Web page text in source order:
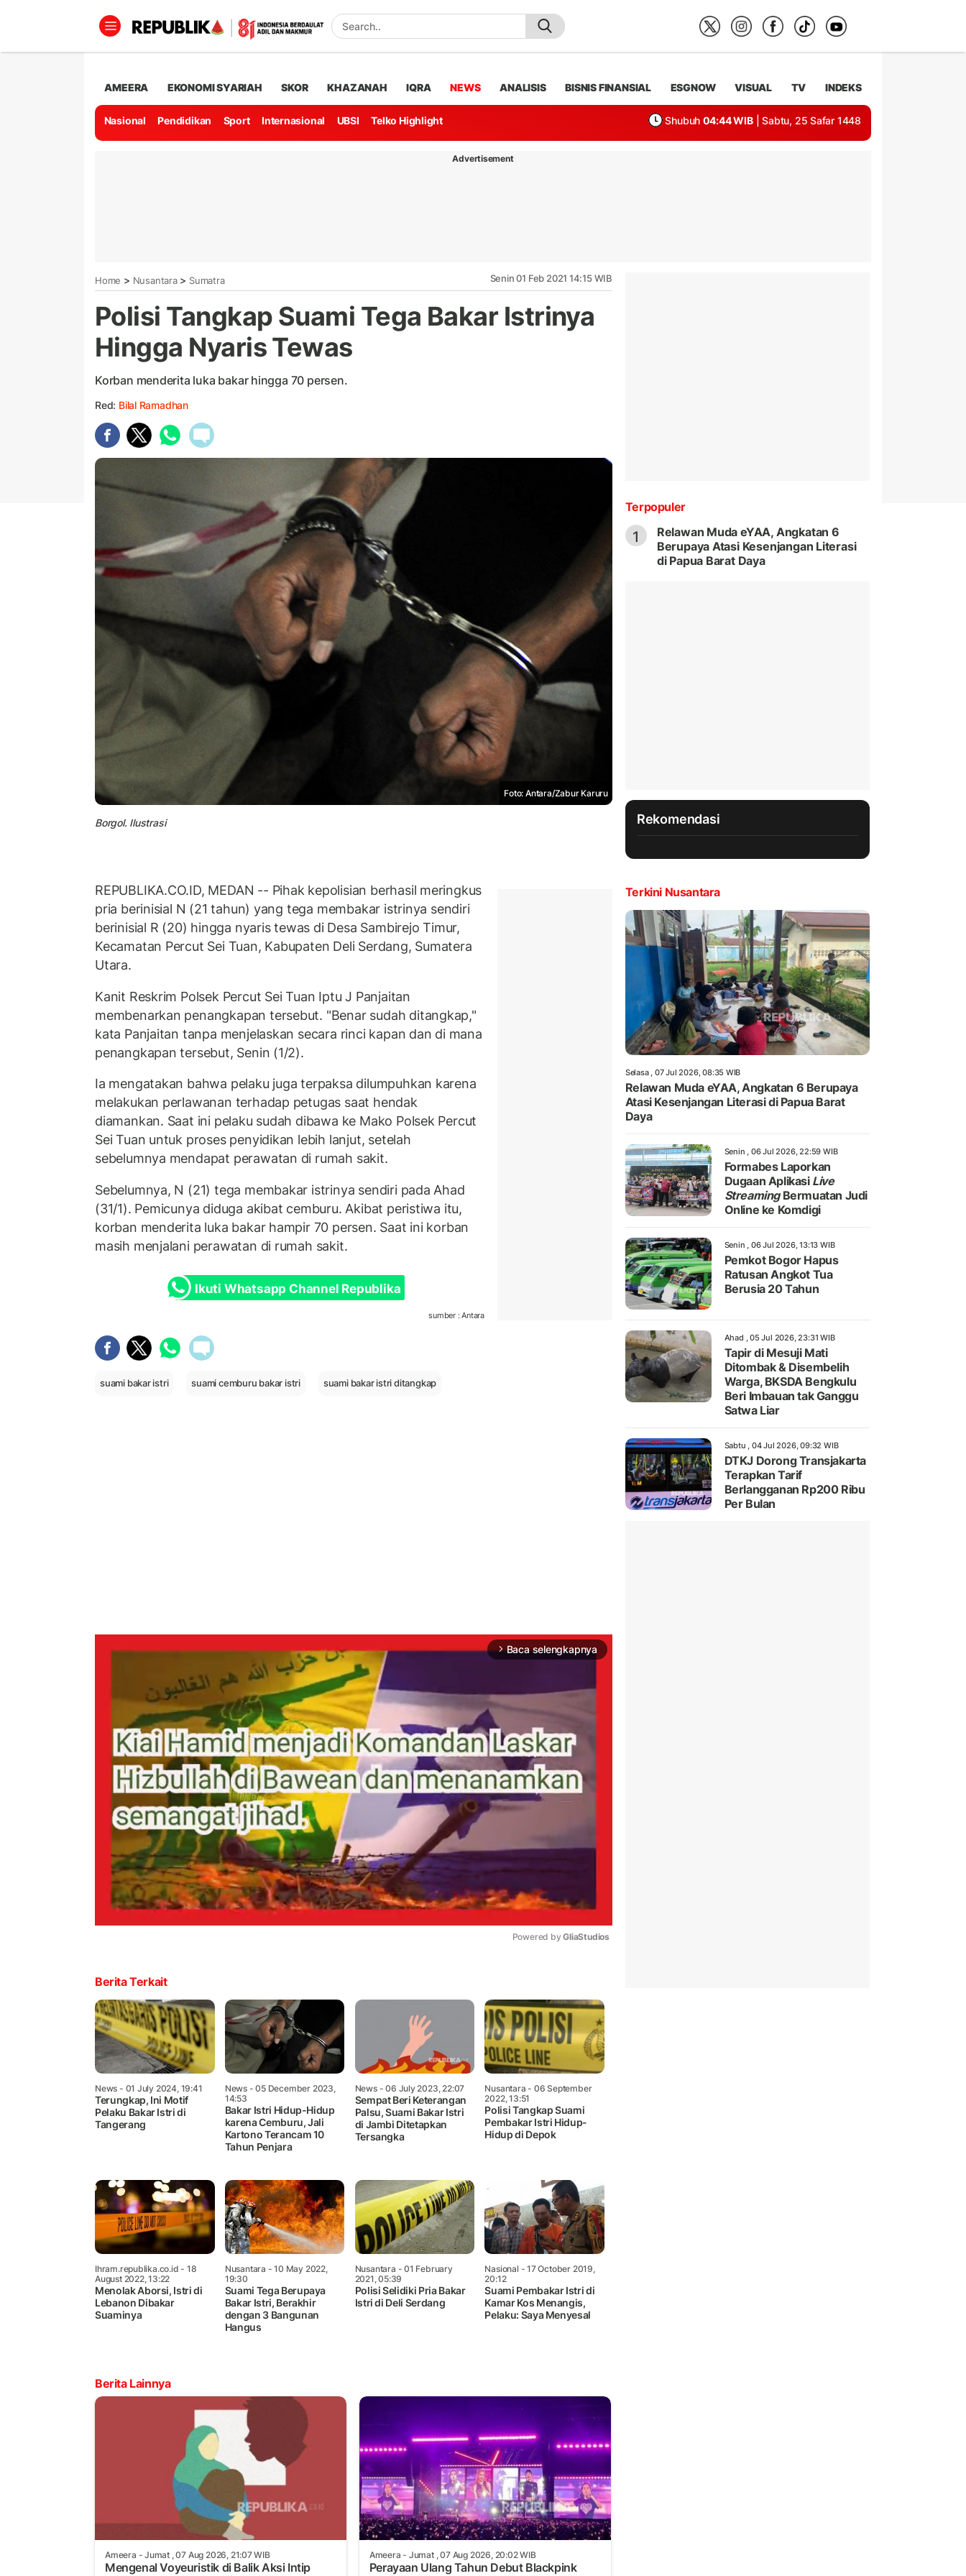
AMEERA EKONOMI SYARIAH SKOR KHAZANAH IQRA NEWS ANALISIS BISNIS FINANSIAL ESGNOW VISUAL TV INDEKS
Nasional Pendidikan Sport Internasional UBSI Telko Highlight Shubuh 04:44 WIB | Sabtu, 25 Safar 1448
Advertisement
Home > Nusantara> Sumatra Senin 01 Feb 2021 14:15 WIB
Polisi Tangkap Suami Tega Bakar Istrinya
Hingga Nyaris Tewas
Korban menderita luka bakar hingga 70 persen.
Red: Bilal Ramadhan
Foto: Antara/Zabur Karuru
Borgol. Ilustrasi
REPUBLIKA.CO.ID, MEDAN -- Pihak kepolisian berhasil meringkus
pria berinisial N (21 tahun) yang tega membakar istrinya sendiri
berinisial R (20) hingga nyaris tewas di Desa Sambirejo Timur,
Kecamatan Percut Sei Tuan, Kabupaten Deli Serdang, Sumatera
Utara.
Kanit Reskrim Polsek Percut Sei Tuan Iptu J Panjaitan
membenarkan penangkapan tersebut. "Benar sudah ditangkap,"
kata Panjaitan tanpa menjelaskan secara rinci kapan dan di mana
penangkapan tersebut, Senin (1/2).
Ia mengatakan bahwa pelaku juga terpaksa dilumpuhkan karena
melakukan perlawanan terhadap petugas saat hendak
diamankan. Saat ini pelaku sudah dibawa ke Mako Polsek Percut
Sei Tuan untuk proses penyidikan lebih lanjut, setelah
sebelumnya mendapat perawatan di rumah sakit.
Sebelumnya, N (21) tega membakar istrinya sendiri pada Ahad
(31/1). Pemicunya diduga akibat cemburu. Akibat peristiwa itu,
korban menderita luka bakar hampir 70 persen. Saat ini korban
masih menjalani perawatan di rumah sakit.
Ikuti Whatsapp Channel Republika
sumber : Antara
suami bakar istri suami cemburu bakar istri suami bakar istri ditangkap
arrow_forward_ios Baca selengkapnya
Powered by GliaStudios
Berita Terkait
News - 01 July 2024, 19:41
Terungkap, Ini Motif
Pelaku Bakar Istri di
Tangerang
News- 05 December 2023,
14:53
Bakar Istri Hidup-Hidup
karena Cemburu, Jali
Kartono Terancam 10
Tahun Penjara
News- 06 July 2023, 22:07
Sempat Beri Keterangan
Palsu, Suami Bakar Istri
di Jambi Ditetapkan
Tersangka
Nusantara - 06 September
2022, 13:51
Polisi Tangkap Suami
Pembakar Istri Hidup-
Hidup di Depok
Ihram.republika.co.id - 18
August 2022, 13:22
Menolak Aborsi, Istri di
Lebanon Dibakar
Suaminya
Nusantara - 10 May 2022,
19:30
Suami Tega Berupaya
Bakar Istri, Berakhir
dengan 3 Bangunan
Hangus
Nusantara - 01 February
2021, 05:39
Polisi Selidiki Pria Bakar
Istri di Deli Serdang
Nasional - 17 October 2019,
20:12
Suami Pembakar Istri di
Kamar Kos Menangis,
Pelaku: Saya Menyesal
Berita Lainnya
Ameera - Jumat , 07 Aug 2026, 21:07 WIB
Mengenal Voyeuristik di Balik Aksi Intip
Ameera - Jumat , 07 Aug 2026, 20:02 WIB
Perayaan Ulang Tahun Debut Blackpink
Terpopuler
1
Relawan Muda eYAA, Angkatan 6
Berupaya Atasi Kesenjangan Literasi
di Papua Barat Daya
Rekomendasi
Terkini Nusantara
Selasa , 07 Jul 2026, 08:35 WIB
Relawan Muda eYAA, Angkatan 6 Berupaya
Atasi Kesenjangan Literasi di Papua Barat
Daya
Senin , 06 Jul 2026, 22:59 WIB
Formabes Laporkan
Dugaan Aplikasi Live
StreamingBermuatan Judi
Online ke Komdigi
Senin , 06 Jul 2026, 13:13 WIB
Pemkot Bogor Hapus
Ratusan Angkot Tua
Berusia 20 Tahun
Ahad , 05 Jul 2026, 23:31 WIB
Tapir di Mesuji Mati
Ditombak & Disembelih
Warga, BKSDA Bengkulu
Beri Imbauan tak Ganggu
Satwa Liar
Sabtu , 04 Jul 2026, 09:32 WIB
DTKJ Dorong Transjakarta
Terapkan Tarif
Berlangganan Rp200 Ribu
Per Bulan